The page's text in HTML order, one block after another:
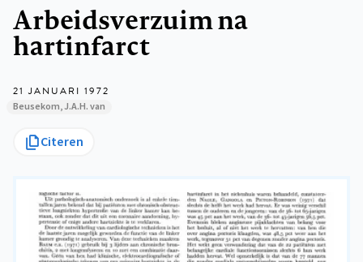
Arbeidsverzuim na
hartinfarct
21 JANUARI 1972
Beusekom, J.A.H. van
Citeren